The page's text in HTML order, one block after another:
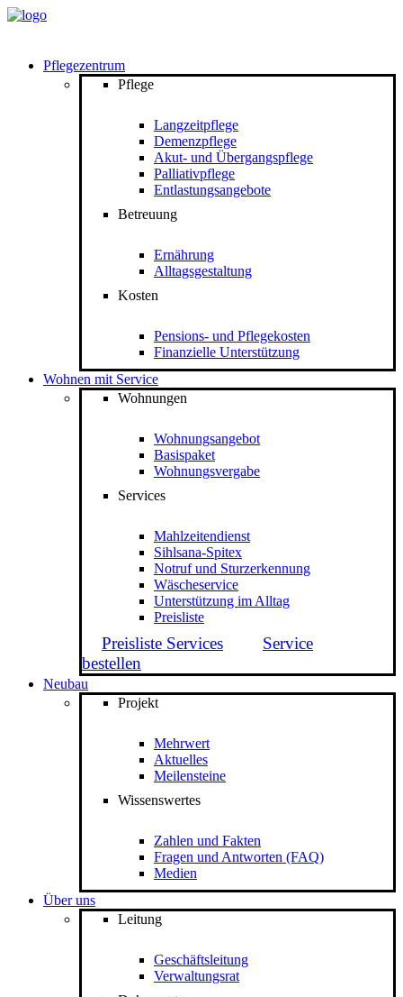
Pflegezentrum
Pflege
Langzeitpflege
Demenzpflege
Akut- und Übergangspflege
Palliativpflege
Entlastungsangebote
Betreuung
Ernährung
Alltagsgestaltung
Kosten
Pensions- und Pflegekosten
Finanzielle Unterstützung
Wohnen mit Service
Wohnungen
Wohnungsangebot
Basispaket
Wohnungsvergabe
Services
Mahlzeitendienst
Sihlsana-Spitex
Notruf und Sturzerkennung
Wäscheservice
Unterstützung im Alltag
Preisliste
Preisliste Services
Service
bestellen
Neubau
Projekt
Mehrwert
Aktuelles
Meilensteine
Wissenswertes
Zahlen und Fakten
Fragen und Antworten (FAQ)
Medien
Über uns
Leitung
Geschäftsleitung
Verwaltungsrat